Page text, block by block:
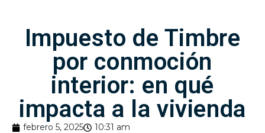
Impuesto de Timbre
por conmoción
interior: en qué
impacta a la vivienda
febrero 5, 2025 10:31 am